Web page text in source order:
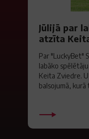
Jūlijā par
atzīta
Par "LuckyBet"
labāko
Keita Zviedre.
balsojumā, kurā